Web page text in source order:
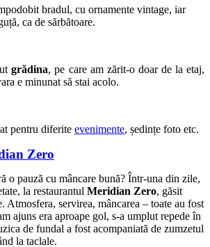
bradul, cu ornamente vintage, iar
ca de sărbătoare.
grădina, pe care am zărit-o doar de la etaj,
e minunat să stai acolo.
pentru diferite evenimente, ședințe foto etc.
Zero
o pauză cu mâncare bună? Într-una din zile,
la restaurantul Meridian Zero, găsit
Atmosfera, servirea, mâncarea – toate au fost
ajuns era aproape gol, s-a umplut repede în
de fundal a fost acompaniată de zumzetul
la taclale.